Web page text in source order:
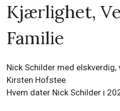
Kjærlighet,
Familie
Nick Schilder med
Kirsten Hofstee
Hvem dater Nick Schilder i